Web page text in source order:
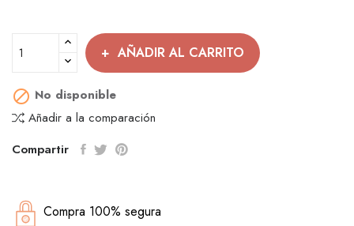
AÑADIR AL CARRITO
 No disponible
Añadir a la comparación
Compartir
Compra 100% segura